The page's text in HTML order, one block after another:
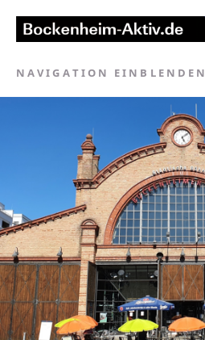
NAVIGATION EINBLENDEN